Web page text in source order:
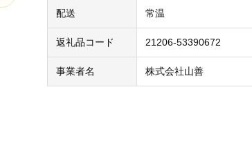
配送 常温
返礼品コード 21206-53390672
事業者名 株式会社山善